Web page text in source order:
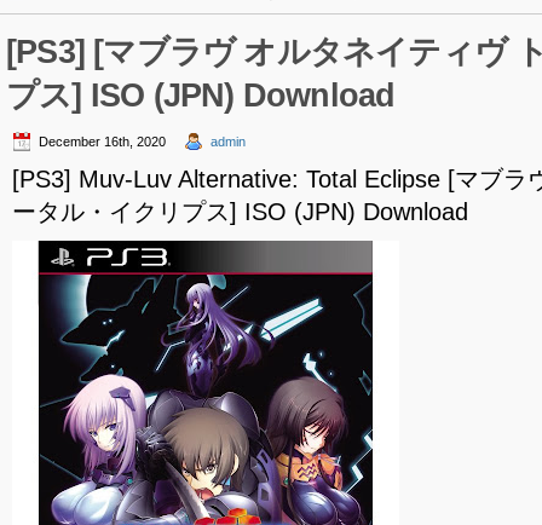
[PS3] [マブラヴ オルタネイティヴ
プス] ISO (JPN) Download
December 16th, 2020 admin
[PS3] Muv-Luv Alternative: Total Eclipse [マブラ
ータル・イクリプス] ISO (JPN) Download